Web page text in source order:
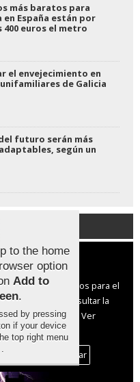
más baratos para
en España están por
400 euros el metro
el envejecimiento en
de Galicia
futuro serán más
según un
de cookies:
y de terceros para el
Puedes consultar la
desconectarlas.
Ver
y Cookies
Personalizar
to the home
option
Add to
.
by pressing
if your device
top right menu
.